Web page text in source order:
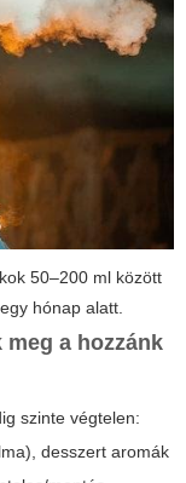
50–200 ml között
hónap alatt.
a hozzánk
szinte végtelen:
desszert aromák